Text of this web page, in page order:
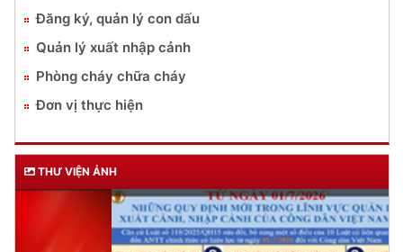
Đăng ký, quản lý con dấu
Quản lý xuất nhập cảnh
Phòng cháy chữa cháy
Đơn vị thực hiện
THƯ VIỆN ẢNH